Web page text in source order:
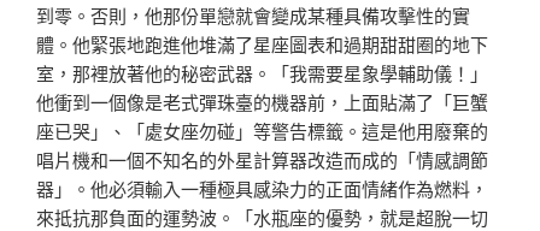
到零。否則，他那份單戀就會變成某種具備攻擊性的實
體。他緊張地跑進他堆滿了星座圖表和過期甜甜圈的地下
室，那裡放著他的秘密武器。「我需要星象學輔助儀！」
他衝到一個像是老式彈珠臺的機器前，上面貼滿了「巨蟹
座已哭」、「處女座勿碰」等警告標籤。這是他用廢棄的
唱片機和一個不知名的外星計算器改造而成的「情感調節
器」。他必須輸入一種極具感染力的正面情緒作為燃料，
來抵抗那負面的運勢波。「水瓶座的優勢，就是超脫一切